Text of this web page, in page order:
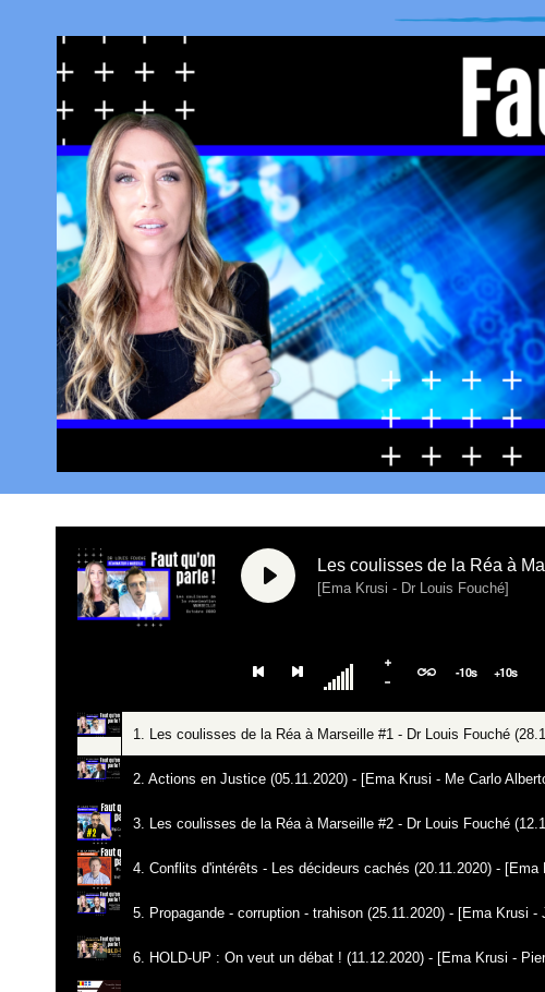
Les coulisses de la Réa à
[Ema Krusi - Dr Louis Fouché]
-10s +10s
1. Les coulisses de la Réa à Marseille #1 - Dr Louis Fouché
2. Actions en Justice (05.11.2020) - [Ema Krusi - Me Carlo
3. Les coulisses de la Réa à Marseille #2 - Dr Louis Fouché
4. Conflits d'intérêts - Les décideurs cachés (20.11.2020) -
5. Propagande - corruption - trahison (25.11.2020) - [Ema Krusi -
6. HOLD-UP : On veut un débat ! (11.12.2020) - [Ema Krusi -